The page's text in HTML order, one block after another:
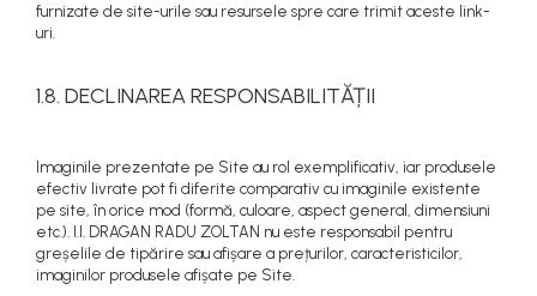
furnizate de site-urile sau resursele spre care trimit aceste link-
uri.
1.8. DECLINAREA RESPONSABILITĂȚII
Imaginile prezentate pe Site au rol exemplificativ, iar produsele
efectiv livrate pot fi diferite comparativ cu imaginile existente
pe site, în orice mod (formă, culoare, aspect general, dimensiuni
etc.). I.I. DRAGAN RADU ZOLTAN nu este responsabil pentru
greșelile de tipărire sau afișare a prețurilor, caracteristicilor,
imaginilor produsele afișate pe Site.